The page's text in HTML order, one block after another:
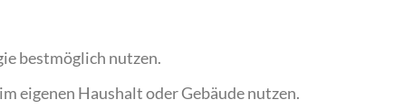
bestmöglich nutzen.
eigenen Haushalt oder Gebäude nutzen.